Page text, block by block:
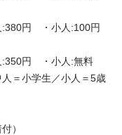
円 ・小人:100円
円 ・小人:無料
＝小学生／小人＝5歳
）